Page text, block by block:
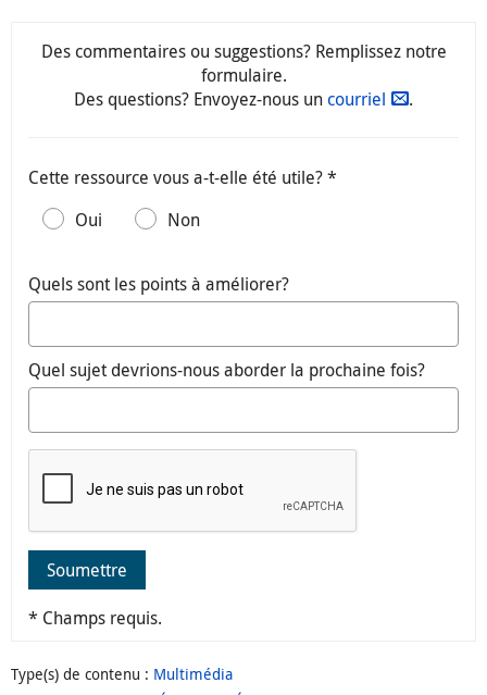
Des commentaires ou suggestions? Remplissez notre
formulaire.
Des questions? Envoyez-nous un courriel .
Cette ressource vous a-t-elle été utile? *
Oui
Non
Quels sont les points à améliorer?
Quel sujet devrions-nous aborder la prochaine fois?
Soumettre
* Champs requis.
Type(s) de contenu : Multimédia